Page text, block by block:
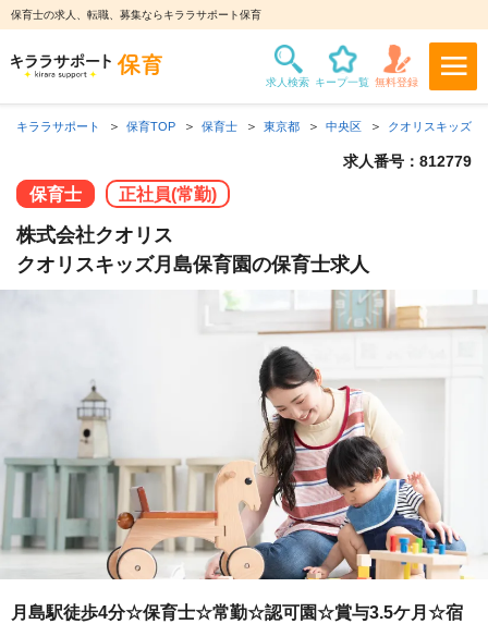
保育士の求人、転職、募集ならキララサポート保育
キララサポート 保育TOP 保育士 東京都 中央区 クオリスキッズ月
求人番号：812779
保育士 正社員(常勤)
株式会社クオリス
クオリスキッズ月島保育園の保育士求人
月島駅徒歩4分☆保育士☆常勤☆認可園☆賞与3.5ケ月☆宿